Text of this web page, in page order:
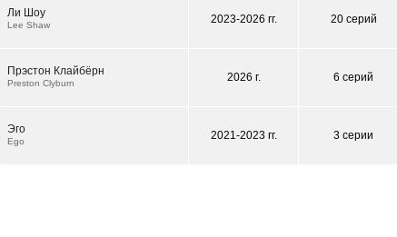
Ли Шоу
Lee Shaw 2023-2026 гг. 20 серий
Прэстон Клайбёрн
Preston Clyburn 2026 г. 6 серий
Эго
Ego 2021-2023 гг. 3 серии